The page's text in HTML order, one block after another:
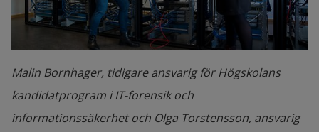
Malin Bornhager, tidigare ansvarig för Högskolans
kandidatprogram i IT-forensik och
informationssäkerhet och Olga Torstensson, ansvarig